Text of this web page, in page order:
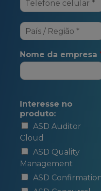
Nome da empresa
Interesse no
produto:
ASD Auditor
Cloud
ASD Quality
Management